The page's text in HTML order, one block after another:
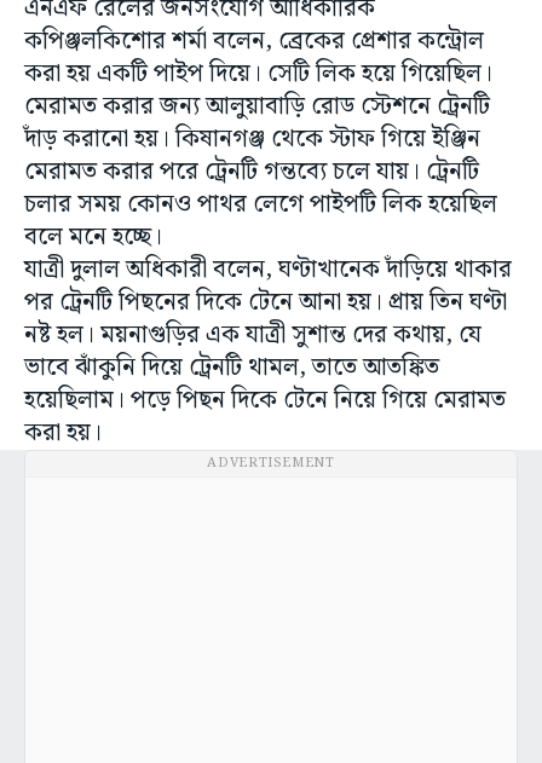
এনএফ রেলের জনসংযোগ আধিকারিক
কপিঞ্জলকিশোর শর্মা বলেন, ব্রেকের প্রেশার কন্ট্রোল
করা হয় একটি পাইপ দিয়ে। সেটি লিক হয়ে গিয়েছিল।
মেরামত করার জন্য আলুয়াবাড়ি রোড স্টেশনে ট্রেনটি
দাঁড় করানো হয়। কিষানগঞ্জ থেকে স্টাফ গিয়ে ইঞ্জিন
মেরামত করার পরে ট্রেনটি গন্তব্যে চলে যায়। ট্রেনটি
চলার সময় কোনও পাথর লেগে পাইপটি লিক হয়েছিল
বলে মনে হচ্ছে।
যাত্রী দুলাল অধিকারী বলেন, ঘণ্টাখানেক দাঁড়িয়ে থাকার
পর ট্রেনটি পিছনের দিকে টেনে আনা হয়। প্রায় তিন ঘণ্টা
নষ্ট হল। ময়নাগুড়ির এক যাত্রী সুশান্ত দের কথায়, যে
ভাবে ঝাঁকুনি দিয়ে ট্রেনটি থামল, তাতে আতঙ্কিত
হয়েছিলাম। পড়ে পিছন দিকে টেনে নিয়ে গিয়ে মেরামত
করা হয়।
ADVERTISEMENT